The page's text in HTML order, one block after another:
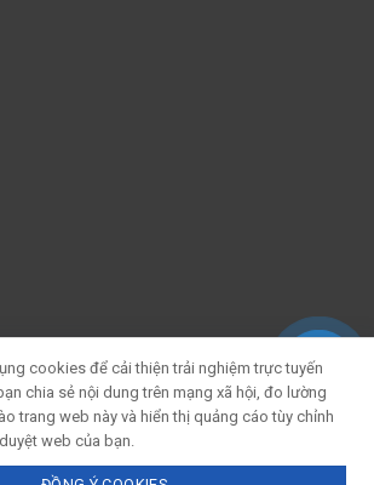
cookies để cải thiện trải nghiệm trực tuyến
chia sẻ nội dung trên mạng xã hội, đo lường
trang web này và hiển thị quảng cáo tùy chỉnh
web của bạn.